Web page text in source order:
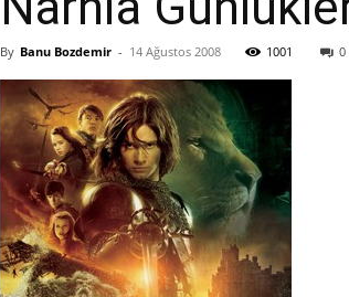
By Banu Bozdemir - 14 Ağustos 2008 1001 0